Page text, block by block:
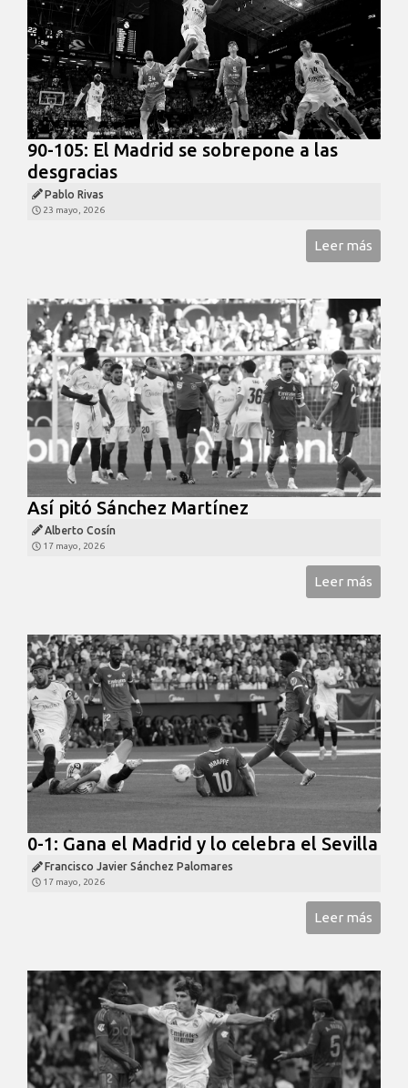
90-105: El Madrid se sobrepone a las
desgracias
Pablo Rivas
23 mayo, 2026
Leer más
Así pitó Sánchez Martínez
Alberto Cosín
17 mayo, 2026
Leer más
0-1: Gana el Madrid y lo celebra el Sevilla
Francisco Javier Sánchez Palomares
17 mayo, 2026
Leer más